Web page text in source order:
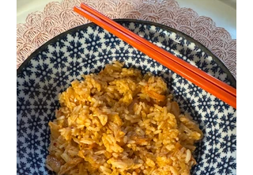
préparer avec des pâtes sans gluten.
J’adore les fusilli (pâtes tortillons) de
chez "Rummo" (on les trouve chez
Monoprix). Salade de p